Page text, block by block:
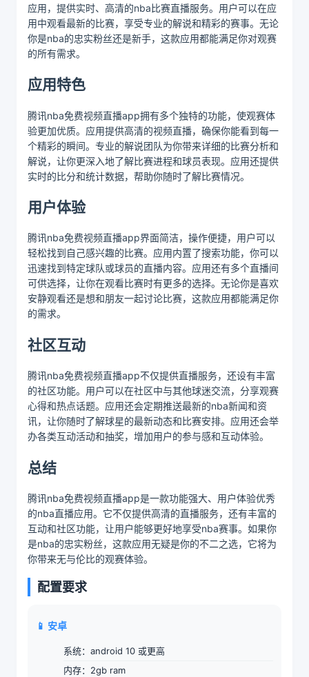
应用，提供实时、高清的nba比赛直播服务。用户可以在应
用中观看最新的比赛，享受专业的解说和精彩的赛事。无论
你是nba的忠实粉丝还是新手，这款应用都能满足你对观赛
的所有需求。
应用特色
腾讯nba免费视频直播app拥有多个独特的功能，使观赛体
验更加优质。应用提供高清的视频直播，确保你能看到每一
个精彩的瞬间。专业的解说团队为你带来详细的比赛分析和
解说，让你更深入地了解比赛进程和球员表现。应用还提供
实时的比分和统计数据，帮助你随时了解比赛情况。
用户体验
腾讯nba免费视频直播app界面简洁，操作便捷，用户可以
轻松找到自己感兴趣的比赛。应用内置了搜索功能，你可以
迅速找到特定球队或球员的直播内容。应用还有多个直播间
可供选择，让你在观看比赛时有更多的选择。无论你是喜欢
安静观看还是想和朋友一起讨论比赛，这款应用都能满足你
的需求。
社区互动
腾讯nba免费视频直播app不仅提供直播服务，还设有丰富
的社区功能。用户可以在社区中与其他球迷交流，分享观赛
心得和热点话题。应用还会定期推送最新的nba新闻和资
讯，让你随时了解球星的最新动态和比赛安排。应用还会举
办各类互动活动和抽奖，增加用户的参与感和互动体验。
总结
腾讯nba免费视频直播app是一款功能强大、用户体验优秀
的nba直播应用。它不仅提供高清的直播服务，还有丰富的
互动和社区功能，让用户能够更好地享受nba赛事。如果你
是nba的忠实粉丝，这款应用无疑是你的不二之选，它将为
你带来无与伦比的观赛体验。
配置要求
📱 安卓
系统：android 10 或更高
内存：2gb ram